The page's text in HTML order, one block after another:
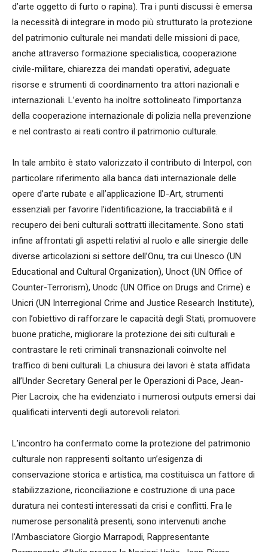
d’arte oggetto di furto o rapina). Tra i punti discussi è emersa
la necessità di integrare in modo più strutturato la protezione
del patrimonio culturale nei mandati delle missioni di pace,
anche attraverso formazione specialistica, cooperazione
civile-militare, chiarezza dei mandati operativi, adeguate
risorse e strumenti di coordinamento tra attori nazionali e
internazionali. L’evento ha inoltre sottolineato l’importanza
della cooperazione internazionale di polizia nella prevenzione
e nel contrasto ai reati contro il patrimonio culturale.
In tale ambito è stato valorizzato il contributo di Interpol, con
particolare riferimento alla banca dati internazionale delle
opere d’arte rubate e all’applicazione ID-Art, strumenti
essenziali per favorire l’identificazione, la tracciabilità e il
recupero dei beni culturali sottratti illecitamente. Sono stati
infine affrontati gli aspetti relativi al ruolo e alle sinergie delle
diverse articolazioni si settore dell’Onu, tra cui Unesco (UN
Educational and Cultural Organization), Unoct (UN Office of
Counter-Terrorism), Unodc (UN Office on Drugs and Crime) e
Unicri (UN Interregional Crime and Justice Research Institute),
con l’obiettivo di rafforzare le capacità degli Stati, promuovere
buone pratiche, migliorare la protezione dei siti culturali e
contrastare le reti criminali transnazionali coinvolte nel
traffico di beni culturali. La chiusura dei lavori è stata affidata
all’Under Secretary General per le Operazioni di Pace, Jean-
Pier Lacroix, che ha evidenziato i numerosi outputs emersi dai
qualificati interventi degli autorevoli relatori.
L’incontro ha confermato come la protezione del patrimonio
culturale non rappresenti soltanto un’esigenza di
conservazione storica e artistica, ma costituisca un fattore di
stabilizzazione, riconciliazione e costruzione di una pace
duratura nei contesti interessati da crisi e conflitti. Fra le
numerose personalità presenti, sono intervenuti anche
l’Ambasciatore Giorgio Marrapodi, Rappresentante